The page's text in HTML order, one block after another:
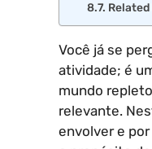
Você já se
atividade; é
mundo
relevante.
envolver e